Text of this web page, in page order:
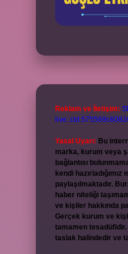
Reklam ve İletişim:
Yasal Uyarı: Bu
marka, kurum veya
bağlantısı
kendi hazırladığımız
paylaşılmaktadır.
haber niteliği
ve kişiler hakkında
Gerçek kurum ve
tamamen
taslak halindedir ve